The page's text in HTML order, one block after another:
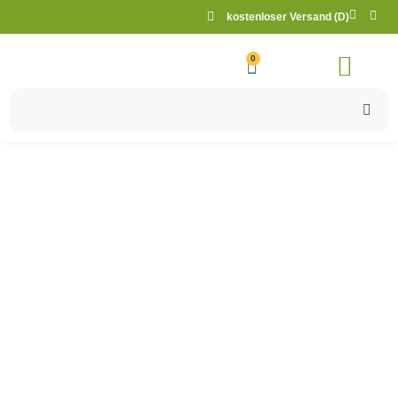
kostenloser Versand (D)
0